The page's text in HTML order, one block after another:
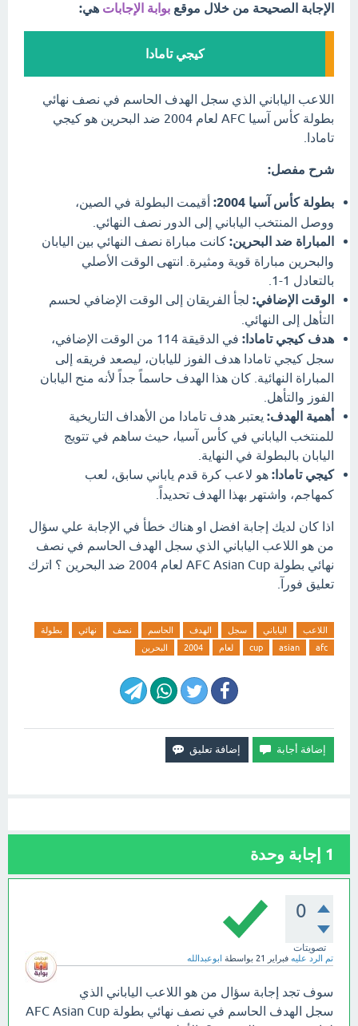
الإجابة الصحيحة من خلال موقع بوابة الإجابات هي:
كيجي تامادا
اللاعب الياباني الذي سجل الهدف الحاسم في نصف نهائي
بطولة كأس آسيا AFC لعام 2004 ضد البحرين هو كيجي
تامادا.
شرح مفصل:
بطولة كأس آسيا 2004:
أقيمت البطولة في الصين،
ووصل المنتخب الياباني إلى الدور نصف النهائي.
المباراة ضد البحرين: كانت مباراة نصف النهائي بين اليابان
والبحرين مباراة قوية ومثيرة. انتهى الوقت الأصلي
بالتعادل 1-1.
الوقت الإضافي: لجأ الفريقان إلى الوقت الإضافي لحسم
التأهل إلى النهائي.
هدف كيجي تامادا:
في الدقيقة 114 من الوقت الإضافي،
سجل كيجي تامادا هدف الفوز لليابان، ليصعد فريقه إلى
المباراة النهائية. كان هذا الهدف حاسماً جداً لأنه منح اليابان
الفوز والتأهل.
أهمية الهدف: يعتبر هدف تامادا من الأهداف التاريخية
للمنتخب الياباني في كأس آسيا، حيث ساهم في تتويج
اليابان بالبطولة في النهاية.
كيجي تامادا: هو لاعب كرة قدم ياباني سابق، لعب
كمهاجم، واشتهر بهذا الهدف تحديداً.
اذا كان لديك إجابة افضل او هناك خطأ في الإجابة علي سؤال
من هو اللاعب الياباني الذي سجل الهدف الحاسم في نصف
نهائي بطولة AFC Asian Cup لعام 2004 ضد البحرين ؟ اترك
تعليق فورآ.
اللاعب الياباني سجل الهدف الحاسم نصف نهائي
بطولة
afc
asian
cup لعام 2004 البحرين
1 إجابة وحدة
0
تصويتات
تم الرد عليه فبراير 21 بواسطة ابوعبدالله
سوف تجد إجابة سؤال من هو اللاعب الياباني الذي
سجل الهدف الحاسم في نصف نهائي بطولة AFC Asian Cup